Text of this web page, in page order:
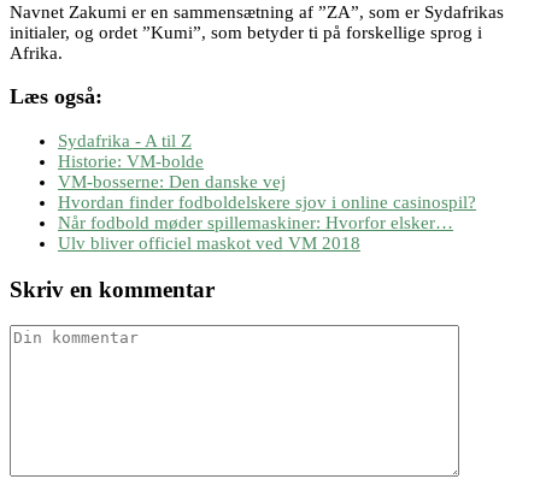
Navnet Zakumi er en sammensætning af ”ZA”, som er Sydafrikas
initialer, og ordet ”Kumi”, som betyder ti på forskellige sprog i
Afrika.
Læs også:
Sydafrika - A til Z
Historie: VM-bolde
VM-bosserne: Den danske vej
Hvordan finder fodboldelskere sjov i online casinospil?
Når fodbold møder spillemaskiner: Hvorfor elsker…
Ulv bliver officiel maskot ved VM 2018
Skriv en kommentar